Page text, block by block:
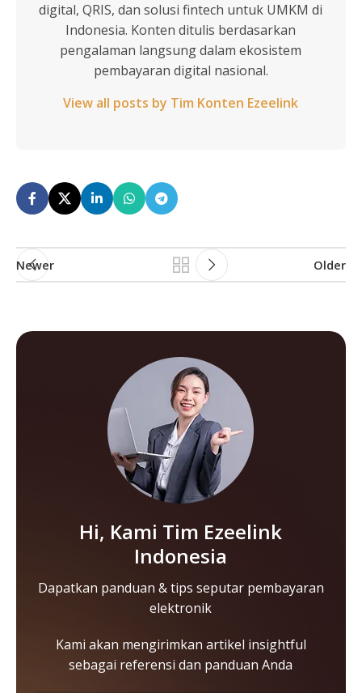
digital, QRIS, dan solusi fintech untuk UMKM di
Indonesia. Konten ditulis berdasarkan
pengalaman langsung dalam ekosistem
pembayaran digital nasional.
View all posts by Tim Konten Ezeelink
Newer Older
Hi, Kami Tim Ezeelink
Indonesia
Dapatkan panduan & tips seputar pembayaran
elektronik
Kami akan mengirimkan artikel insightful
sebagai referensi dan panduan Anda